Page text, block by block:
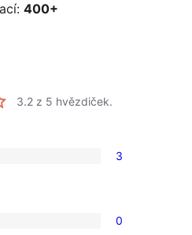
400+
3.2 z 5 hvězdiček.
3
0